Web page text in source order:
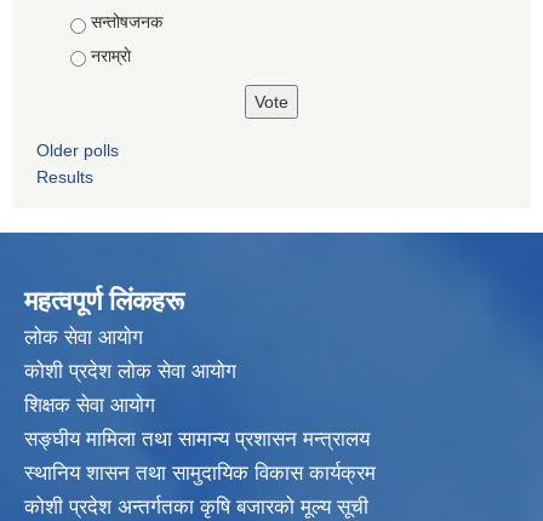
सन्तोषजनक
नराम्राे
Older polls
Results
महत्वपूर्ण लिंकहरू
लाेक सेवा आयाेग
कोशी प्रदेश लोक सेवा आयोग
शिक्षक सेवा आयाेग
सङ्‍घीय मामिला तथा सामान्य प्रशासन मन्त्रालय
स्थानिय शासन तथा सामुदायिक विकास कार्यक्रम
कोशी प्रदेश अन्तर्गतका कृषि बजारको मूल्य सूची